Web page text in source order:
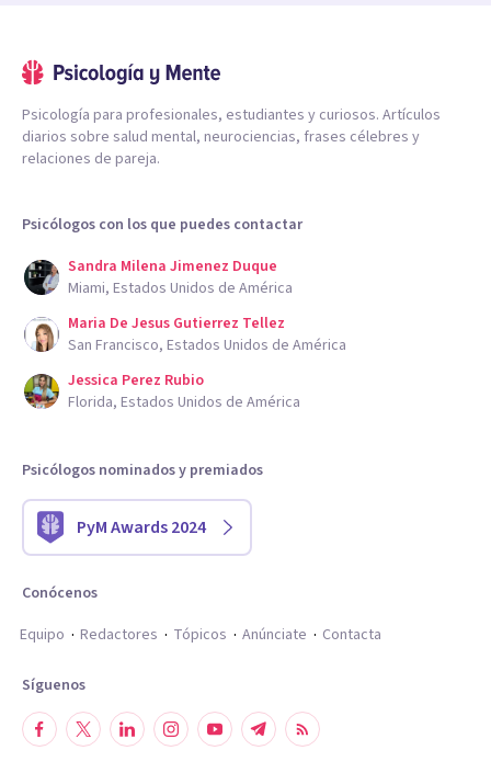
Psicología para profesionales, estudiantes y curiosos. Artículos
diarios sobre salud mental, neurociencias, frases célebres y
relaciones de pareja.
Psicólogos con los que puedes contactar
Sandra Milena Jimenez Duque
Miami, Estados Unidos de América
Maria De Jesus Gutierrez Tellez
San Francisco, Estados Unidos de América
Jessica Perez Rubio
Florida, Estados Unidos de América
Psicólogos nominados y premiados
PyM Awards 2024
Conócenos
Equipo
Redactores Tópicos Anúnciate Contacta
Síguenos